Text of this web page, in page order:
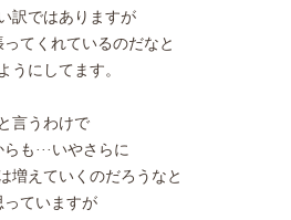
訳ではありますが
てくれているのだなと
うにしてます。
と言うわけで
も···いやさらに
増えていくのだろうなと
っていますが